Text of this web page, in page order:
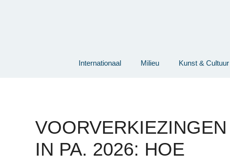
Internationaal Milieu Kunst & Cultuur
VOORVERKIEZINGEN
IN PA. 2026: HOE